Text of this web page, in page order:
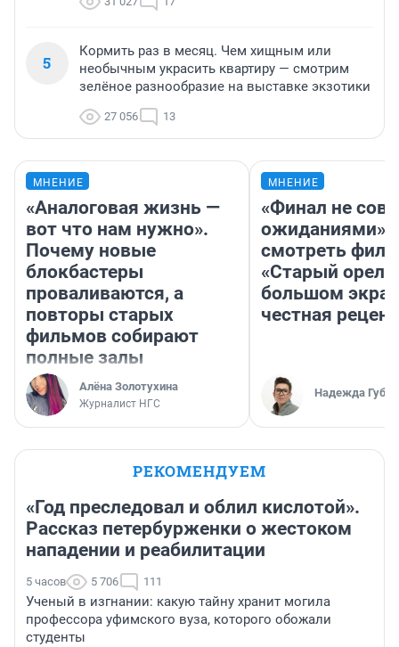
5
Кормить раз в месяц. Чем хищным или
необычным украсить квартиру — смотрим
зелёное разнообразие на выставке экзотики
27 056 13
МНЕНИЕ
«Аналоговая жизнь —
вот что нам нужно».
Почему новые
блокбастеры
проваливаются, а
повторы старых
фильмов собирают
полные залы
Алёна Золотухина
Журналист НГС
МНЕНИЕ
«Финал не
ожиданиями»:
смотреть
«Старый орел»
большом
честная
Надежда
РЕКОМЕНДУЕМ
«Год преследовал и облил кислотой».
Рассказ петербурженки о жестоком
нападении и реабилитации
5 часов 5 706 111
Ученый в изгнании: какую тайну хранит могила
профессора уфимского вуза, которого обожали
студенты